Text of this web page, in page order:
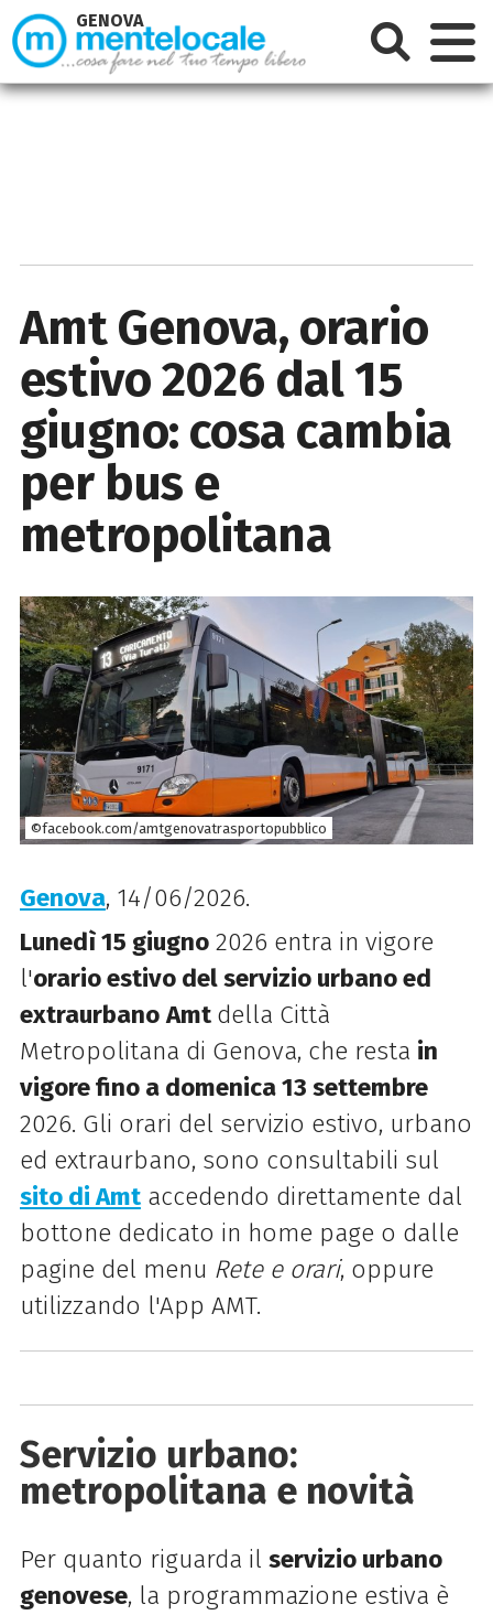
Amt Genova, orario
estivo 2026 dal 15
giugno: cosa cambia
per bus e
metropolitana
©facebook.com/amtgenovatrasportopubblico
Genova, 14/06/2026.
Lunedì 15 giugno2026 entra in vigore
l'orario estivo del servizio urbano ed
extraurbano Amt della Città
Metropolitana di Genova, che resta in
vigore fino a domenica 13 settembre
2026. Gli orari del servizio estivo, urbano
ed extraurbano, sono consultabili sul
sito di Amtaccedendo direttamente dal
bottone dedicato in home page o dalle
pagine del menu Rete e orari, oppure
utilizzando l'App AMT.
Servizio urbano:
metropolitana e novità
Per quanto riguarda il servizio urbano
genovese, la programmazione estiva è
GENOVA